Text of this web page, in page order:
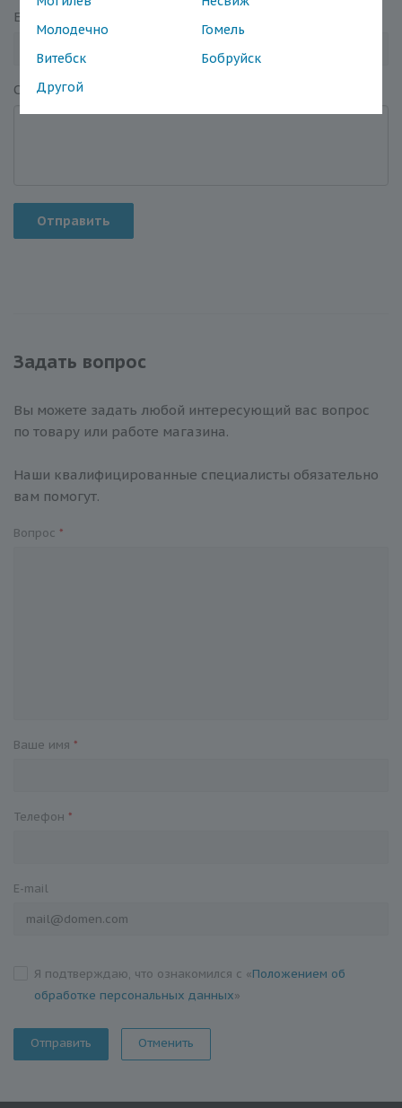
Молодечно
Гомель
Витебск
Бобруйск
Другой
Email
Отзыв*
Отправить
Задать вопрос
Вы можете задать любой интересующий вас вопрос
по товару или работе магазина.
Наши квалифицированные специалисты обязательно
вам помогут.
Вопрос *
Ваше имя *
Телефон *
E-mail
Я подтверждаю, что ознакомился с «Положением об
обработке персональных данных»
Отменить